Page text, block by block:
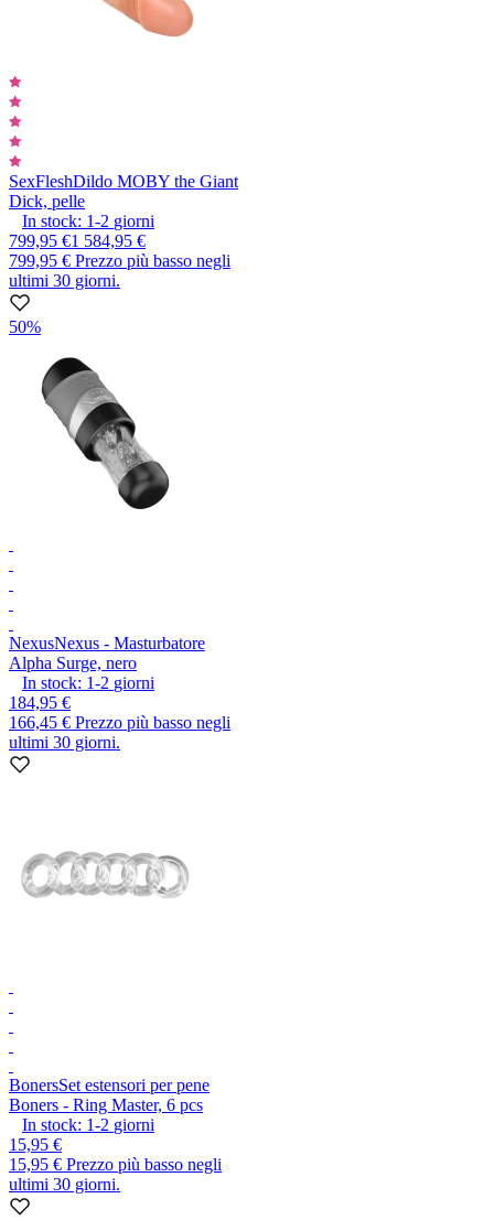
SexFleshDildo MOBY the Giant
Dick, pelle
In stock: 1-2 giorni
799,95 €1 584,95 €
799,95 € Prezzo più basso negli
ultimi 30 giorni.
50%
NexusNexus - Masturbatore
Alpha Surge, nero
In stock: 1-2 giorni
184,95 €
166,45 € Prezzo più basso negli
ultimi 30 giorni.
BonersSet estensori per pene
Boners - Ring Master, 6 pcs
In stock: 1-2 giorni
15,95 €
15,95 € Prezzo più basso negli
ultimi 30 giorni.